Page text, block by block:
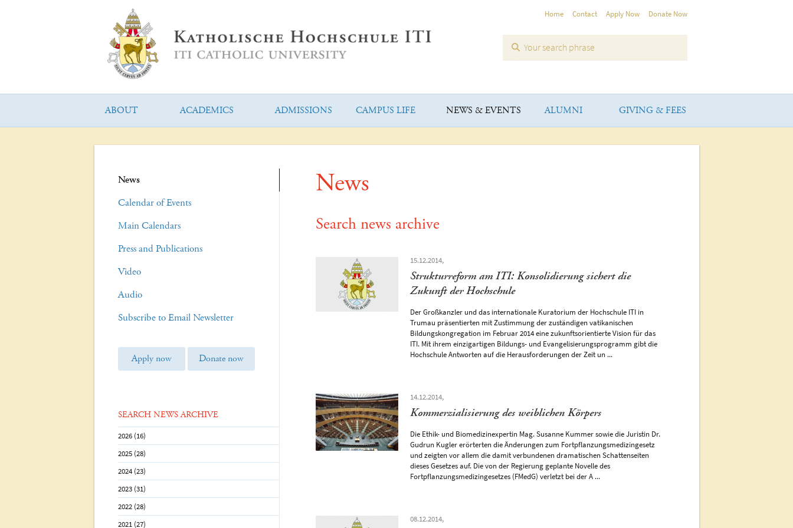
Home Contact Apply Now Donate Now
ABOUT ACADEMICS ADMISSIONS CAMPUS LIFE NEWS & EVENTS ALUMNI GIVING & FEES
News
Search news archive
15.12.2014,
Strukturreform am ITI: Konsolidierung sichert die
Zukunft der Hochschule
Der Großkanzler und das internationale Kuratorium der Hochschule ITI in
Trumau präsentierten mit Zustimmung der zuständigen vatikanischen
Bildungskongregation im Februar 2014 eine zukunftsorientierte Vision für das
ITI. Mit ihrem einzigartigen Bildungs- und Evangelisierungsprogramm gibt die
Hochschule Antworten auf die Herausforderungen der Zeit un ...
14.12.2014,
Kommerzialisierung des weiblichen Körpers
Die Ethik- und Biomedizinexpertin Mag. Susanne Kummer sowie die Juristin Dr.
Gudrun Kugler erörterten die Änderungen zum Fortpflanzungsmedizingesetz
und zeigten vor allem die damit verbundenen dramatischen Schattenseiten
dieses Gesetzes auf. Die von der Regierung geplante Novelle des
Fortpflanzungsmedizingesetzes (FMedG) verletzt bei der A ...
08.12.2014,
News
Calendar of Events
Main Calendars
Press and Publications
Video
Audio
Subscribe to Email Newsletter
Apply now Donate now
SEARCH NEWS ARCHIVE
2026 (16)
2025 (28)
2024 (23)
2023 (31)
2022 (28)
2021 (27)